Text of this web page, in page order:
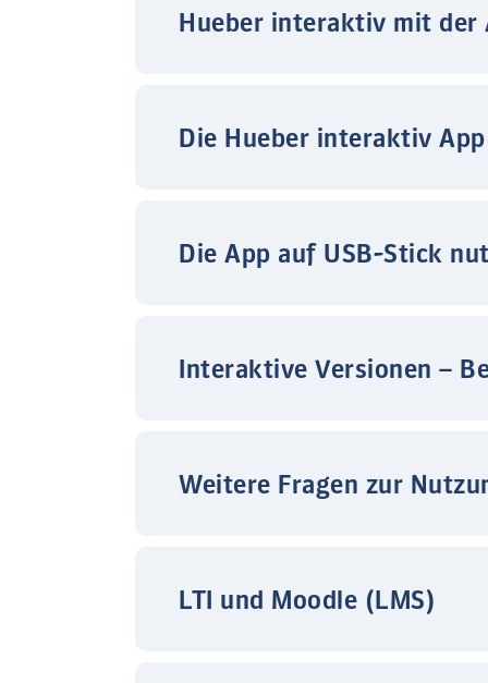
Hueber interaktiv mit der
Die Hueber interaktiv
Die App auf USB-Stick
Interaktive Versionen –
Weitere Fragen zur
LTI und Moodle (LMS)